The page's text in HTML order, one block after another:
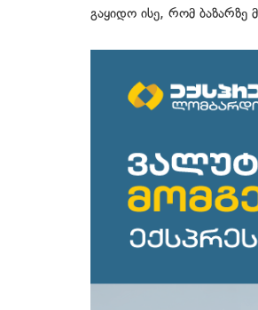
გაყიდო ისე, რომ ბაზარზე